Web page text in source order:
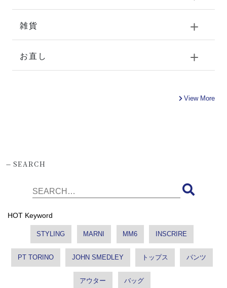
雑貨
お直し
View More
-SEARCH
HOT Keyword
STYLING MARNI MM6 INSCRIRE
PT TORINO JOHN SMEDLEY トップス パンツ
アウター バッグ